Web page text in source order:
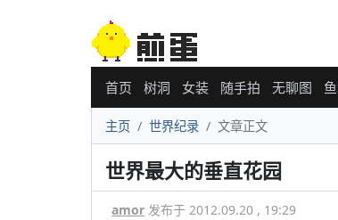
首页 树洞 女装 随手拍 无聊图
主页 世界纪录 文章正文
世界最大的垂直花园
amor 发布于 2012.09.20 , 19:29